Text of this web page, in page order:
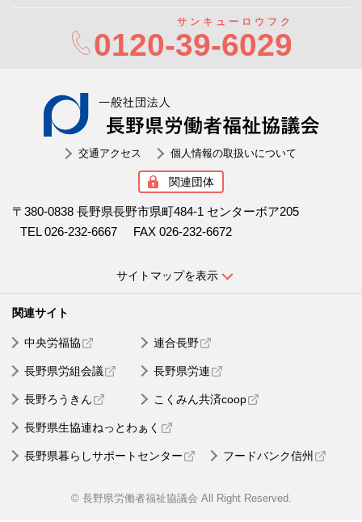
0120-39-6029
サンキューロウフク
交通アクセス 個人情報の取扱いについて
関連団体
〒380-0838 長野県長野市県町484-1 センターボア205
TEL 026-232-6667
FAX 026-232-6672
サイトマップを表示
中央労福協 連合長野
長野県労組会議 長野県労連
長野ろうきん こくみん共済coop
長野県生協連ねっとわぁく
長野県暮らしサポートセンター フードバンク信州
© 長野県労働者福祉協議会 All Right Reserved.